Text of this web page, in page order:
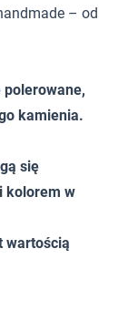
– od
polerowane,
kamienia.
się
kolorem w
wartością